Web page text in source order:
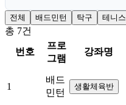
전체 배드민턴 탁구 테니스
총 7건
번호
프로
그램
강좌명
1
배드
민턴
생활체육반